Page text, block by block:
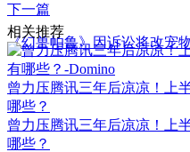
下一篇
《幻兽帕鲁》因诉讼将改宠
相关推荐
曾力压腾讯三年后凉凉！上
哪些？
曾力压腾讯三年后凉凉！上
哪些？